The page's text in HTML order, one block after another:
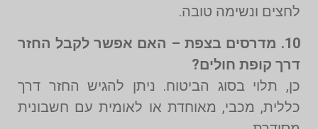
לחצים ונשימה טובה.
10. מדרסים בצפת – האם אפשר לקבל החזר
דרך קופת חולים?
כן, תלוי בסוג הביטוח. ניתן להגיש החזר דרך
כללית, מכבי, מאוחדת או לאומית עם חשבונית